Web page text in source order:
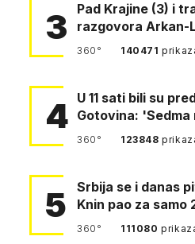
3
Pad Krajine (3) i
razgovora Arkan-
'Čujem, prelazite
360° 140471
4 U 11 sati bili su pred Kninom.
Gotovina: 'Sedma
4. gardijska neka
360° 123848
5
Srbija se i danas
Knin pao za samo
360° 111080